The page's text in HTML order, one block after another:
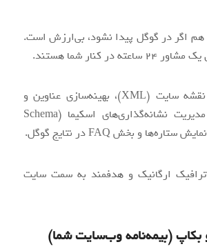
هم اگر در گوگل پیدا نشود، بی‌ارزش است.
در کنار شما هستند.
ساخت نقشه سایت (XML)، بهینه‌سازی عناوین و
توضیحات متا، مدیریت نشانه‌گذاری‌های اسکیما (Schema
ارگانیک و هدفمند به سمت سایت
بکاپ (بیمه‌نامه وب‌سایت شما)